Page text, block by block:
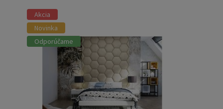
Akcia
Novinka
Odporúčame